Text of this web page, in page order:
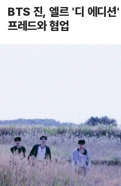
BTS 진, 엘르 '디 에디션'
프레드와 협업